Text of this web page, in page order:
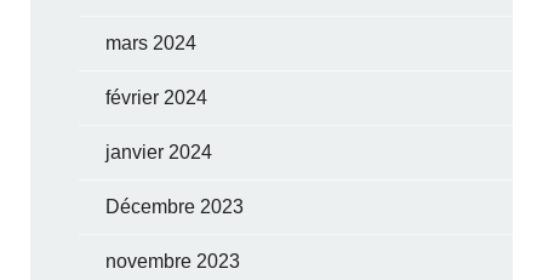
mars 2024
février 2024
janvier 2024
Décembre 2023
novembre 2023